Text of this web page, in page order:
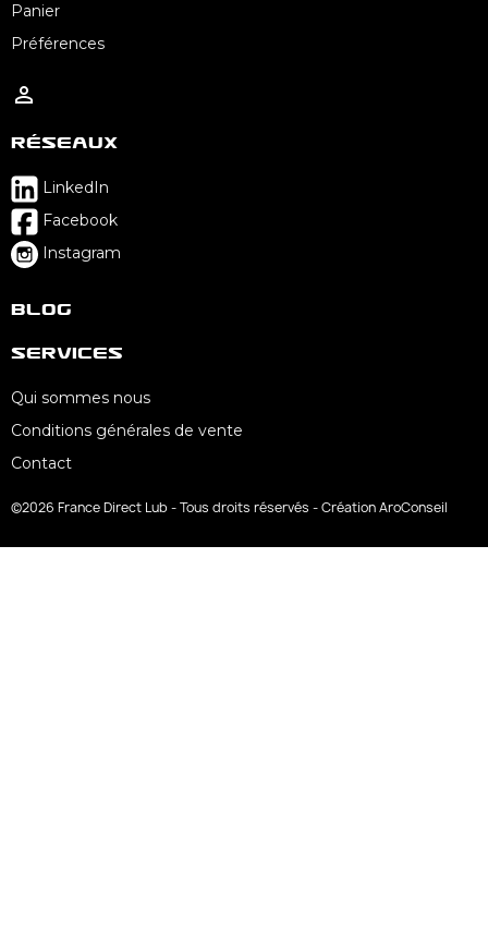
Panier
Préférences

Réseaux
LinkedIn
Facebook
Instagram
Blog
Services
Qui sommes nous
Conditions générales de vente
Contact
©2026 France Direct Lub - Tous droits réservés - Création AroConseil